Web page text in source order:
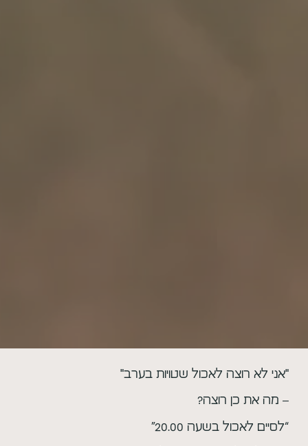
"אני לא רוצה לאכול שטויות בערב"
– מה את כן רוצה?
“לסיים לאכול בשעה 20.00”